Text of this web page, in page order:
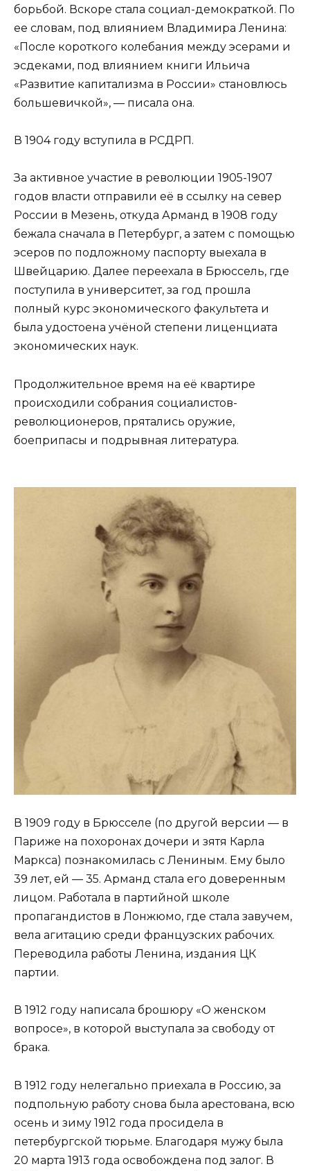
борьбой. Вскоре стала социал-демократкой. По
ее словам, под влиянием Владимира Ленина:
«После короткого колебания между эсерами и
эсдеками, под влиянием книги Ильича
«Развитие капитализма в России» становлюсь
большевичкой», — писала она.
В 1904 году вступила в РСДРП.
За активное участие в революции 1905-1907
годов власти отправили её в ссылку на север
России в Мезень, откуда Арманд в 1908 году
бежала сначала в Петербург, а затем с помощью
эсеров по подложному паспорту выехала в
Швейцарию. Далее переехала в Брюссель, где
поступила в университет, за год прошла
полный курс экономического факультета и
была удостоена учёной степени лиценциата
экономических наук.
Продолжительное время на её квартире
происходили собрания социалистов-
революционеров, прятались оружие,
боеприпасы и подрывная литература.
В 1909 году в Брюсселе (по другой версии — в
Париже на похоронах дочери и зятя Карла
Маркса) познакомилась с Лениным. Ему было
39 лет, ей — 35. Арманд стала его доверенным
лицом. Работала в партийной школе
пропагандистов в Лонжюмо, где стала завучем,
вела агитацию среди французских рабочих.
Переводила работы Ленина, издания ЦК
партии.
В 1912 году написала брошюру «О женском
вопросе», в которой выступала за свободу от
брака.
В 1912 году нелегально приехала в Россию, за
подпольную работу снова была арестована, всю
осень и зиму 1912 года просидела в
петербургской тюрьме. Благодаря мужу была
20 марта 1913 года освобождена под залог. В